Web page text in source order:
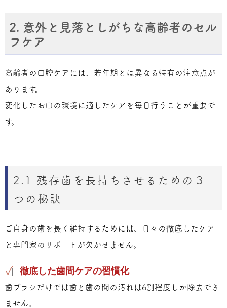
2. 意外と見落としがちな高齢者のセル
フケア
高齢者の口腔ケアには、若年期とは異なる特有の注意点が
あります。
変化したお口の環境に適したケアを毎日行うことが重要で
す。
2.1 残存歯を長持ちさせるための３
つの秘訣
ご自身の歯を長く維持するためには、日々の徹底したケア
と専門家のサポートが欠かせません。
徹底した歯間ケアの習慣化
歯ブラシだけでは歯と歯の間の汚れは6割程度しか除去でき
ません。